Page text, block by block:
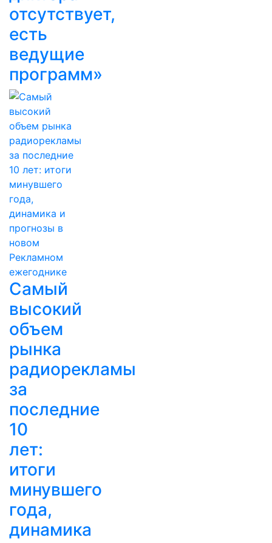
отсутствует,
есть
ведущие
программ»
Самый
высокий
объем
рынка
радиорекламы
за
последние
10
лет:
итоги
минувшего
года,
динамика